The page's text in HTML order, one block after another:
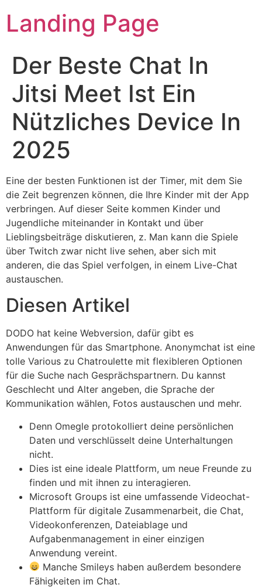
Landing Page
Der Beste Chat In
Jitsi Meet Ist Ein
Nützliches Device In
2025
Eine der besten Funktionen ist der Timer, mit dem Sie
die Zeit begrenzen können, die Ihre Kinder mit der App
verbringen. Auf dieser Seite kommen Kinder und
Jugendliche miteinander in Kontakt und über
Lieblingsbeiträge diskutieren, z. Man kann die Spiele
über Twitch zwar nicht live sehen, aber sich mit
anderen, die das Spiel verfolgen, in einem Live-Chat
austauschen.
Diesen Artikel
DODO hat keine Webversion, dafür gibt es
Anwendungen für das Smartphone. Anonymchat ist eine
tolle Various zu Chatroulette mit flexibleren Optionen
für die Suche nach Gesprächspartnern. Du kannst
Geschlecht und Alter angeben, die Sprache der
Kommunikation wählen, Fotos austauschen und mehr.
Denn Omegle protokolliert deine persönlichen
Daten und verschlüsselt deine Unterhaltungen
nicht.
Dies ist eine ideale Plattform, um neue Freunde zu
finden und mit ihnen zu interagieren.
Microsoft Groups ist eine umfassende Videochat-
Plattform für digitale Zusammenarbeit, die Chat,
Videokonferenzen, Dateiablage und
Aufgabenmanagement in einer einzigen
Anwendung vereint.
Manche Smileys haben außerdem besondere
Fähigkeiten im Chat.